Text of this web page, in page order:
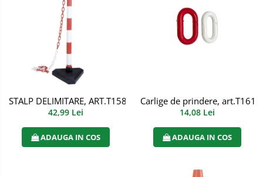
Sorturi de protectie
Accesorii alpinism utilitar
Bucle
Centuri
STALP DELIMITARE, ART.T158 (159)
42,99 Lei
ADAUGA IN COS
Carlige de prindere, art.T161
14,08 Lei
ADAUGA IN COS